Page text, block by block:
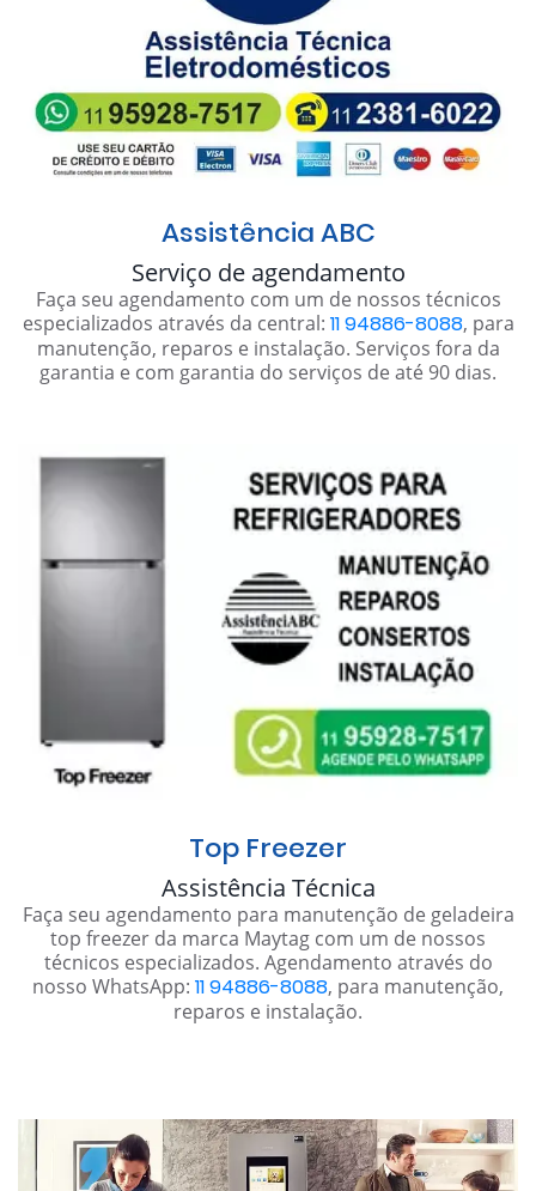
Assistência ABC
Serviço de agendamento
Faça seu agendamento com um de nossos técnicos
especializados através da central: 11 94886-8088, para
manutenção, reparos e instalação. Serviços fora da
garantia e com garantia do serviços de até 90 dias.
Top Freezer
Assistência Técnica
Faça seu agendamento para manutenção de geladeira
top freezer da marca Maytag com um de nossos
técnicos especializados. Agendamento através do
nosso WhatsApp: 11 94886-8088, para manutenção,
reparos e instalação.